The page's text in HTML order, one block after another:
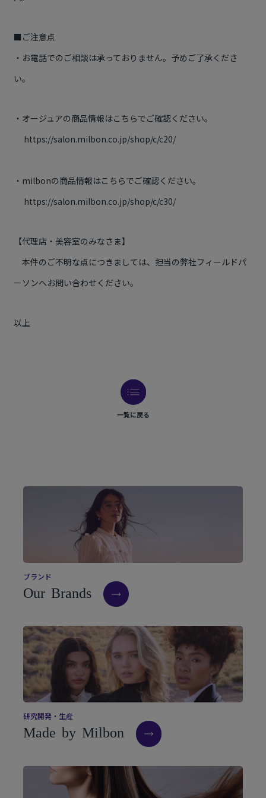
■ご注意点
・お電話でのご相談は承っておりません。予めご了承くださ
い。
・オージュアの商品情報はこちらでご確認ください。
https://salon.milbon.co.jp/shop/c/c20/
・milbonの商品情報はこちらでご確認ください。
https://salon.milbon.co.jp/shop/c/c30/
【代理店・美容室のみなさま】
本件のご不明な点につきましては、担当の弊社フィールドパ
ーソンへお問い合わせください。
以上
一覧に戻る
ブラン ド
Our Brands
研究開発・ 生産
Made by Milbon